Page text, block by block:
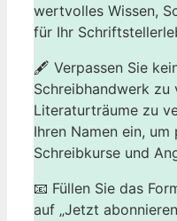
wertvolles Wissen,
für Ihr
🖋️ Verpassen Sie
Schreibhandwerk zu
Literaturträume zu
Ihren Namen ein,
Schreibkurse und
📧 Füllen Sie das
auf „Jetzt